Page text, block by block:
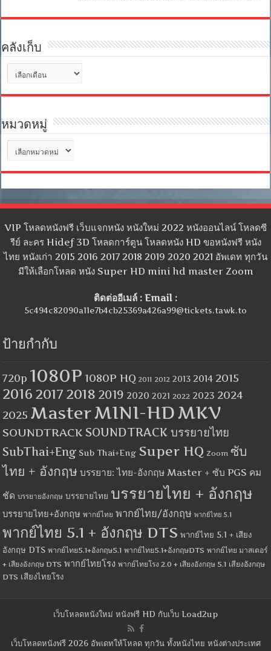
คลังเก็บ
เก็บ
หมวดหมู่
หมู่
VIP โหลดหนังฟรี เว็บแจกหนัง หนังใหม่ 2022 หนังออนไลน์ โหลดซี
รีย์ ละคร Hidef 3D โหลดการ์ตูน โหลดหนัง HD ขอหนังฟรี หนัง
ไทย หนังเก่า 2015 2016 2017 2018 2019 2020 2021 อัพเดท ทุกวัน
มีให้เลือกโหลด หนัง Super HD mini hd master Zoom
ติดต่ออีเมล์ : Email :
5c494c82090a11e7b4cb25369a426a99@tickets.tawk.to
ป้ายกำกับ
720p 1080P 1080P HQ 2011 2012 2013 2014 2015
2016 2017 2018 2019 2020 2021 2022 2023 2024
2025 MasterMINI-HDMKV
SOUNDTRACK SOUNDTRACK บรรยายไทย
SubThai+Eng Sub Thai+Eng Super HQ Zoom ซับ
ไทย + อังกฤษ บรรยาย: ไทย-อังกฤษ Master + ซับ PGS คม
ชัด บรรยายอังกฤษ บรรยายไทย บรรยายไทย + อังกฤษ
บรรยายไทย+อังกฤษ พากย์ไทย พากย์ไทย/อังกฤษ พากย์ไทย 5.1
พากย์ไทย 5.1 + อังกฤษ DTS พากย์ไทย 5.1 + เสียง
อังกฤษ DTS พากย์ไทย5.1+อังกฤษ5.1 พากย์ไทย5.1+อังกฤษDTS พากย์ไทย มาสเตอร์
+ เสียงอังกฤษ DTS พากย์ไทยโรง พากย์ไทยโรง 2.0 + เสียงอังกฤษ 5.1 เสียงอังกฤษ
DTS เสียงไทยโรง
เว็บโหลดหนังใหม่ หนังฟรี HD กับเว็บ Load2up
เว็บโหลดหนังฟรี 2026 อัพเดทให้โหลด ทุกวัน ทั้งหนังไทย หนังต่างประเทศ